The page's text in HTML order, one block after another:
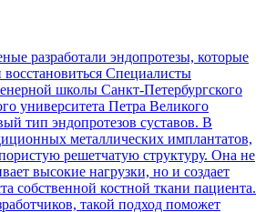
разработали эндопротезы, которые
Специалисты
школы Санкт-Петербургского
университета Петра Великого
тип эндопротезов суставов. В
металлических имплантатов,
решетчатую структуру. Она не
высокие нагрузки, но и создает
собственной костной ткани пациента.
такой подход поможет